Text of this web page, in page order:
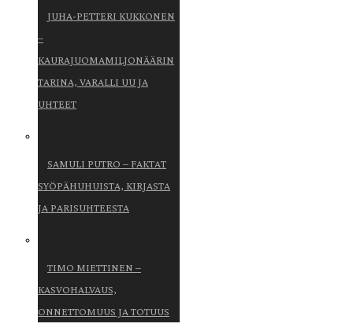
JUHA-PETTERI KUKKONEN
–
KAURAJUOMAMILJONÄÄRIN
TARINA, VARALLI UU JA
UHTEET
SAMULI PUTRO – FAKTAT
SYÖPÄHUHUISTA, KIRJASTA
JA PARISUHTEESTA
TIMO MIETTINEN –
KASVOHALVAUS,
ONNETTOMUUS JA TOTUUS